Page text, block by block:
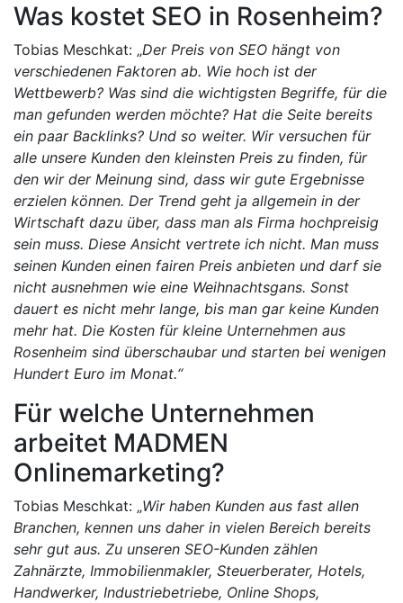
Was kostet SEO in Rosenheim?
Tobias Meschkat: „Der Preis von SEO hängt von
verschiedenen Faktoren ab. Wie hoch ist der
Wettbewerb? Was sind die wichtigsten Begriffe, für die
man gefunden werden möchte? Hat die Seite bereits
ein paar Backlinks? Und so weiter. Wir versuchen für
alle unsere Kunden den kleinsten Preis zu finden, für
den wir der Meinung sind, dass wir gute Ergebnisse
erzielen können. Der Trend geht ja allgemein in der
Wirtschaft dazu über, dass man als Firma hochpreisig
sein muss. Diese Ansicht vertrete ich nicht. Man muss
seinen Kunden einen fairen Preis anbieten und darf sie
nicht ausnehmen wie eine Weihnachtsgans. Sonst
dauert es nicht mehr lange, bis man gar keine Kunden
mehr hat. Die Kosten für kleine Unternehmen aus
Rosenheim sind überschaubar und starten bei wenigen
Hundert Euro im Monat.“
Für welche Unternehmen
arbeitet MADMEN
Onlinemarketing?
Tobias Meschkat: „Wir haben Kunden aus fast allen
Branchen, kennen uns daher in vielen Bereich bereits
sehr gut aus. Zu unseren SEO-Kunden zählen
Zahnärzte, Immobilienmakler, Steuerberater, Hotels,
Handwerker, Industriebetriebe, Online Shops,